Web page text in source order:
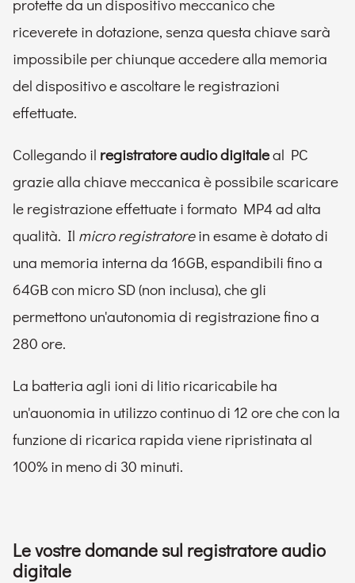
protette da un dispositivo meccanico che
riceverete in dotazione, senza questa chiave sarà
impossibile per chiunque accedere alla memoria
del dispositivo e ascoltare le registrazioni
effettuate.
Collegando il registratore audio digitaleal PC
grazie alla chiave meccanica è possibile scaricare
le registrazione effettuate i formato MP4 ad alta
qualità. Il micro registratorein esame è dotato di
una memoria interna da 16GB, espandibili fino a
64GB con micro SD (non inclusa), che gli
permettono un'autonomia di registrazione fino a
280 ore.
La batteria agli ioni di litio ricaricabile ha
un'auonomia in utilizzo continuo di 12 ore che con la
funzione di ricarica rapida viene ripristinata al
100% in meno di 30 minuti.
Le vostre domande sul registratore audio
digitale